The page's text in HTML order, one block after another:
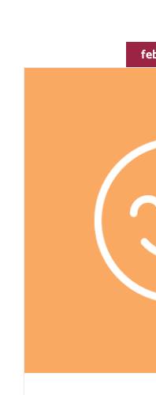
Procedimiento